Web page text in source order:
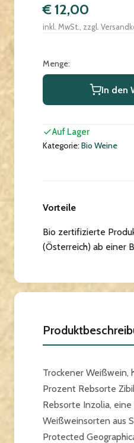
€ 12,00
inkl. MwSt., zzgl.
Menge:
In den
Auf Lager
Kategorie: Bio Weine
Vorteile
Bio zertifizierte
(Österreich) ab einer
Trockener Weißwein,
Prozent Rebsorte
Rebsorte Inzolia,
Weißweinsorten aus
Protected